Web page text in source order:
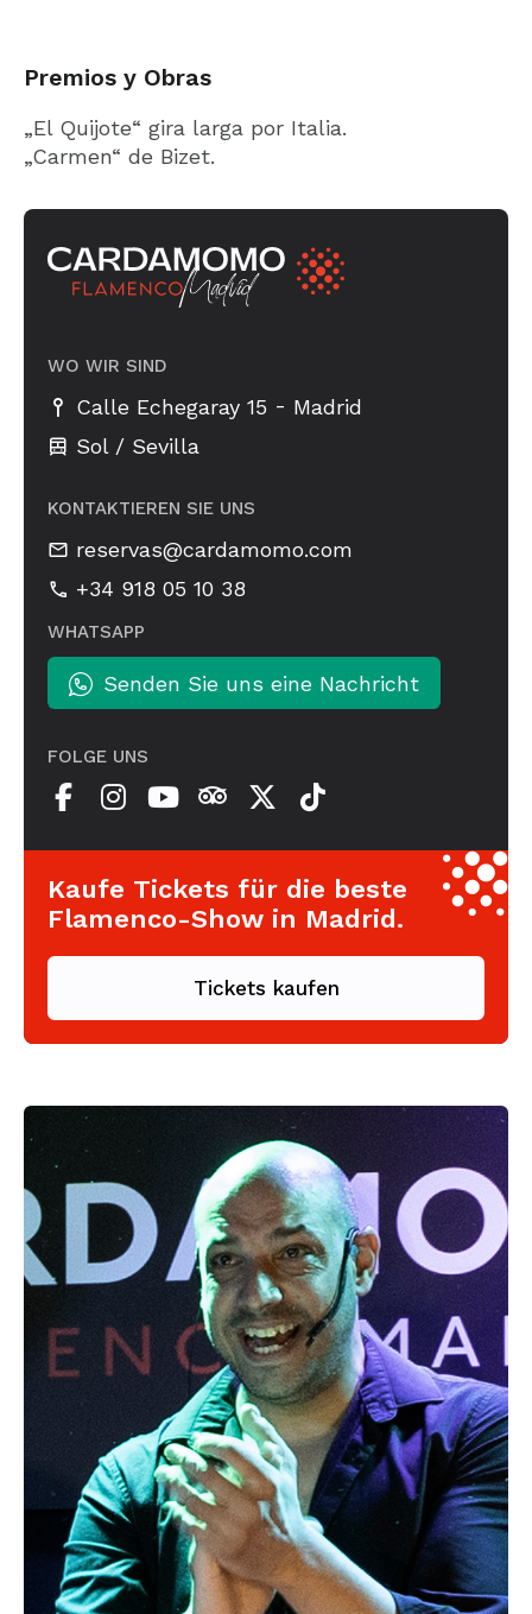
Premios y Obras
„El Quijote“ gira larga por Italia.
„Carmen“ de Bizet.
WO WIR SIND
Calle Echegaray 15 - Madrid
Sol / Sevilla
KONTAKTIEREN SIE UNS
reservas@cardamomo.com
+34 918 05 10 38
WHATSAPP
Senden Sie uns eine Nachricht
FOLGE UNS
Kaufe Tickets für die beste
Flamenco-Show in Madrid.
Tickets kaufen